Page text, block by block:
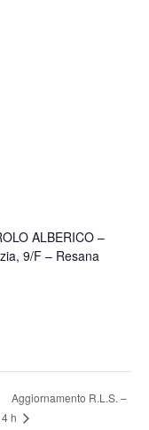
ALBERICO –
9/F – Resana
Aggiornamento R.L.S. –
4 h